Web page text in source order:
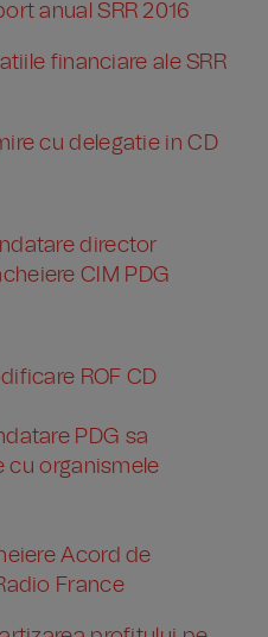
anual SRR 2016
financiare ale SRR
cu delegatie in CD
director
CIM PDG
ROF CD
PDG sa
cu organismele
Acord de
France